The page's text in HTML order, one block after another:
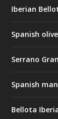
Iberian
Spanish
Serrano
Spanish
Bellota